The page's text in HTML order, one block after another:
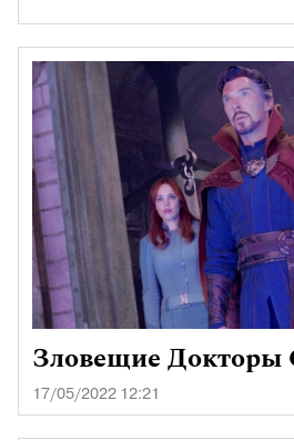
Зловещие Докторы
17/05/2022 12:21